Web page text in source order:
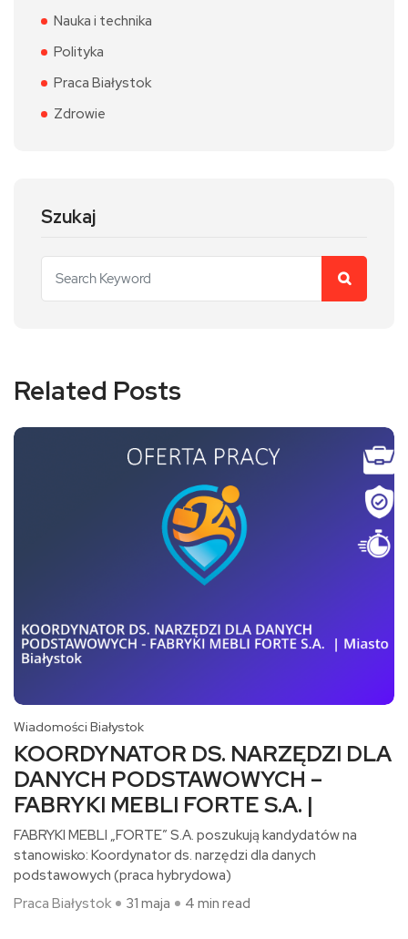
Nauka i technika
Polityka
Praca Białystok
Zdrowie
Szukaj
Related Posts
Wiadomości Białystok
KOORDYNATOR DS. NARZĘDZI DLA
DANYCH PODSTAWOWYCH –
FABRYKI MEBLI FORTE S.A. |
FABRYKI MEBLI „FORTE” S.A. poszukują kandydatów na
stanowisko: Koordynator ds. narzędzi dla danych
podstawowych (praca hybrydowa)​
Praca Białystok
31 maja 4 min read